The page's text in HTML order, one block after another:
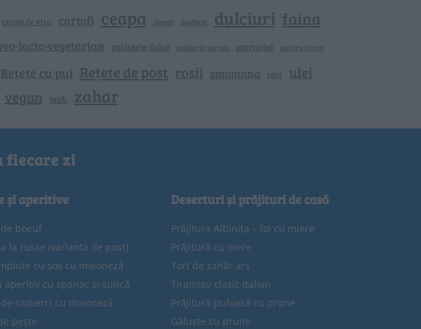
carne de vita cartofi ceapa desert dovlecei dulciuri faina
lacto-vegetarian patiserie dulce patiserie sarata patrunjel pentru iarna
Rețete cu pui Rețete de post rosii smantana tort ulei
vegan web zahar
fiecare zi
și aperitive
boeuf
la russe (varianta de post)
cu sos cu maioneză
aperitiv cu spanac și șuncă
ciuperci cu maioneză
pește
Deserturi și prăjituri de casă
Prăjitura Albinița – foi cu miere
Prăjitură cu mere
Tort de zahăr ars
Tiramisu clasic italian
Prăjitură pufoasă cu prune
Găluște cu prune